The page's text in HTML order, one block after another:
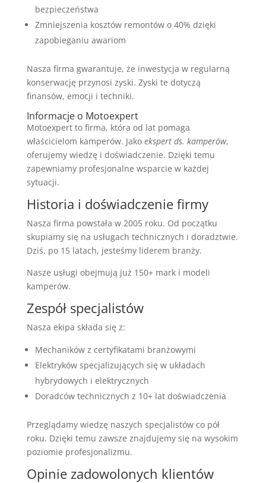
bezpieczeństwa
Zmniejszenia kosztów remontów o 40% dzięki
zapobieganiu awariom
Nasza firma gwarantuje, że inwestycja w regularną
konserwację przynosi zyski. Zyski te dotyczą
finansów, emocji i techniki.
Informacje o Motoexpert
Motoexpert to firma, która od lat pomaga
właścicielom kamperów. Jako ekspert ds. kamperów,
oferujemy wiedzę i doświadczenie. Dzięki temu
zapewniamy profesjonalne wsparcie w każdej
sytuacji.
Historia i doświadczenie firmy
Nasza firma powstała w 2005 roku. Od początku
skupiamy się na usługach technicznych i doradztwie.
Dziś, po 15 latach, jesteśmy liderem branży.
Nasze usługi obejmują już 150+ mark i modeli
kamperów.
Zespół specjalistów
Nasza ekipa składa się z:
Mechaników z certyfikatami branżowymi
Elektryków specjalizujących się w układach
hybrydowych i elektrycznych
Doradców technicznych z 10+ lat doświadczenia
Przeglądamy wiedzę naszych specjalistów co pół
roku. Dzięki temu zawsze znajdujemy się na wysokim
poziomie profesjonalizmu.
Opinie zadowolonych klientów